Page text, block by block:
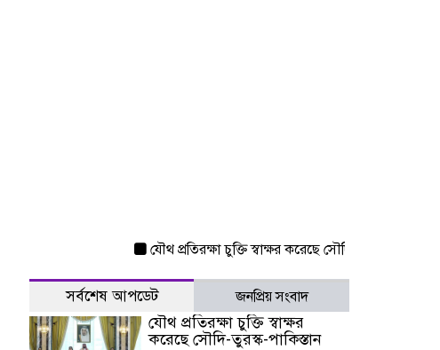
যৌথ প্রতিরক্ষা চুক্তি স্বাক্ষর করেছে সৌদি-তুরস্ক-পাকিস্তান
সর্বশেষ আপডেট জনপ্রিয় সংবাদ
যৌথ প্রতিরক্ষা চুক্তি স্বাক্ষর
করেছে সৌদি-তুরস্ক-পাকিস্তান